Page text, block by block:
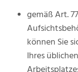
gemäß Art.
können Sie
Ihres